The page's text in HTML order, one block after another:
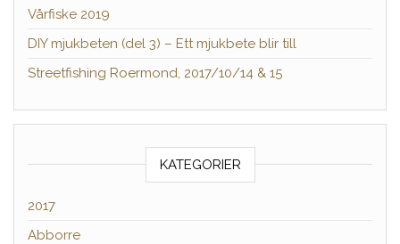
Vårfiske 2019
DIY mjukbeten (del 3) – Ett mjukbete blir till
Streetfishing Roermond, 2017/10/14 & 15
KATEGORIER
2017
Abborre